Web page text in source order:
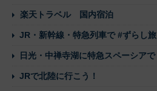
楽天トラベル 国内宿泊
JR・新幹線・特急列車で #ずらし旅
日光・中禅寺湖に特急スペーシアで
JRで北陸に行こう！